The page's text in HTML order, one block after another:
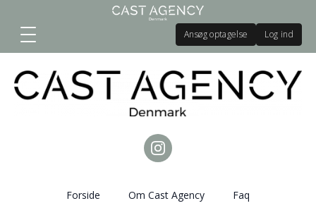
Ansøg optagelse Log ind
Forside Om Cast Agency Faq